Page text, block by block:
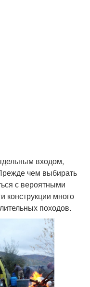
входом,
чем выбирать
с вероятными
конструкции много
походов.